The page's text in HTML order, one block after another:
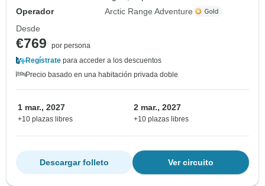
Operador
Arctic Range Adventure
Desde
€769
por persona
Regístrate para acceder a los descuentos
Precio basado en una habitación privada doble
1 mar., 2027
+10 plazas libres
2 mar., 2027
+10 plazas libres
Ver circuito
Descargar folleto